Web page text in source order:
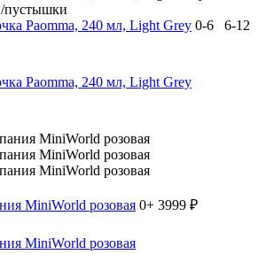
пустышки
Paomma, 240 мл, Light Grey 0-6 6-12
Paomma, 240 мл, Light Grey
MiniWorld розовая 0+ 3999 ₽
MiniWorld розовая